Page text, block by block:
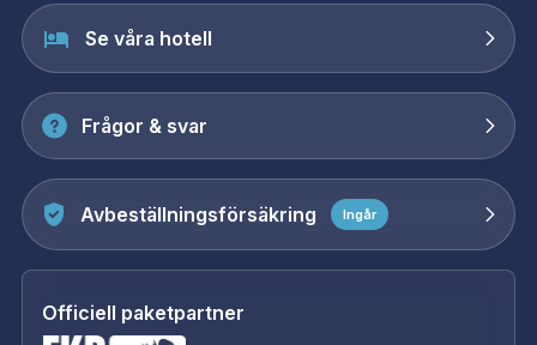
Se våra hotell
Frågor & svar
Avbeställningsförsäkring Ingår
Officiell paketpartner